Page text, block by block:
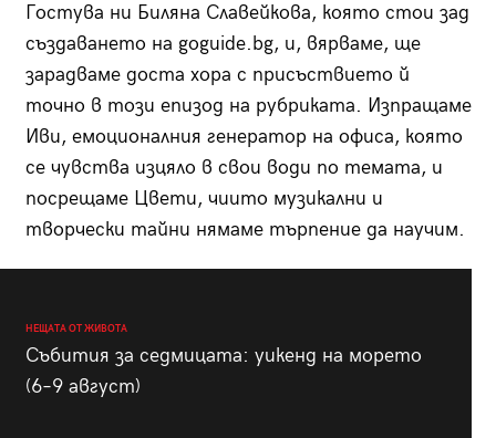
Гостува ни Биляна Славейкова, която стои зад
създаването на goguide.bg, и, вярваме, ще
зарадваме доста хора с присъствието й
точно в този епизод на рубриката. Изпращаме
Иви, емоционалния генератор на офиса, която
се чувства изцяло в свои води по темата, и
посрещаме Цвети, чиито музикални и
творчески тайни нямаме търпение да научим.
НЕЩАТА ОТ ЖИВОТА
Събития за седмицата: уикенд на морето
(6–9 август)